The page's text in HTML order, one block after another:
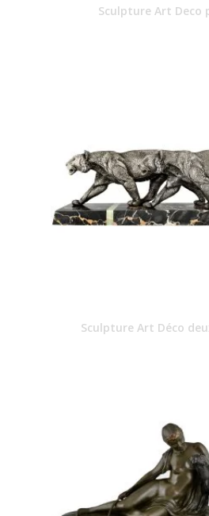
Sculpture Art Deco
Sculpture Art Déco